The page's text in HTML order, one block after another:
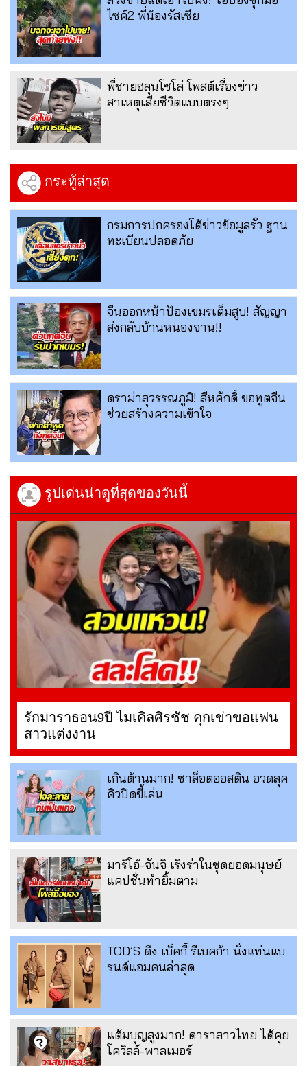
ไซค์2 พี่น้องรัสเซีย
พี่ชายฮลุนโซโล่ โพสต์เรื่องข่าว
สาเหตุเสียชีวิตแบบตรงๆ
กระทู้ล่าสุด
กรมการปกครองโต้ข่าวข้อมูลรั่ว ฐาน
ทะเบียนปลอดภัย
จีนออกหน้าป้องเขมรเต็มสูบ! สัญญา
ส่งกลับบ้านหนองจาน!!
ดราม่าสุวรรณภูมิ! สีหศักดิ์ ขอทูตจีน
ช่วยสร้างความเข้าใจ
รูปเด่นน่าดูที่สุดของวันนี้
รักมาราธอน9ปี ไมเคิลศิรชัช คุกเข่าขอแฟน
สาวแต่งงาน
เกินต้านมาก! ชาล็อตออสติน อวดลุค
คิวปิดขี้เล่น
มาริโอ้-จันจิ เริงร่าในชุดยอดมนุษย์
แคปชั่นทำยิ้มตาม
TOD’S ดึง เบ็คกี้ รีเบคก้า นั่งแท่นแบ
รนด์แอมคนล่าสุด
แต้มบุญสูงมาก! ดาราสาวไทย ได้คุย
โควิลล์-พาลเมอร์